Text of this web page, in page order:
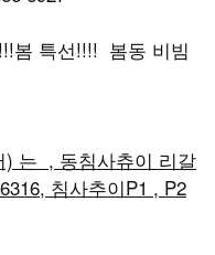
봄 특선!!!! 봄동 비빔
는 , 동침사츄이 리갈
침사추이P1 , P2